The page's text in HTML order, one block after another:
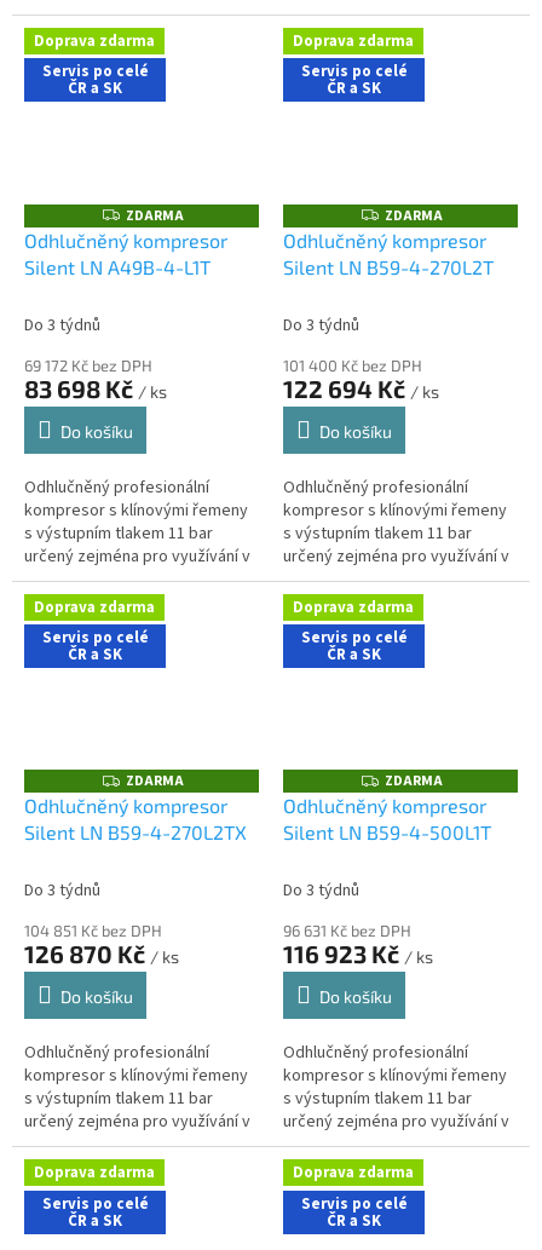
řemeslnických aplikacích s
nároky na nízkou hlučnost
stroje....
dílenských aplikacích s nároky
na nízkou hlučnost stroje....
Doprava zdarma
Servis po celé
ČR a SK
Z
D
A
R
ZDARMA
Odhlučněný kompresor
Silent LN A49B-4-L1T
Do 3 týdnů
69 172 Kč bez DPH
83 698 Kč / ks
Do košíku
Odhlučněný profesionální
kompresor s klínovými řemeny
s výstupním tlakem 11 bar
určený zejména pro využívání v
řemeslnických aplikacích s
nároky na nízkou hlučnost
stroje....
Doprava zdarma
Servis po celé
ČR a SK
Z
D
A
R
ZDARMA
Odhlučněný kompresor
Silent LN B59-4-270L2T
Do 3 týdnů
101 400 Kč bez DPH
122 694 Kč / ks
Do košíku
Odhlučněný profesionální
kompresor s klínovými řemeny
s výstupním tlakem 11 bar
určený zejména pro využívání v
řemeslnických aplikacích s
nároky na nízkou hlučnost
stroje....
Doprava zdarma
Servis po celé
ČR a SK
Z
D
A
R
ZDARMA
Odhlučněný kompresor
Silent LN B59-4-270L2TX
Do 3 týdnů
104 851 Kč bez DPH
126 870 Kč / ks
Do košíku
Odhlučněný profesionální
kompresor s klínovými řemeny
s výstupním tlakem 11 bar
určený zejména pro využívání v
řemeslnických aplikacích s
nároky na nízkou hlučnost
stroje....
Doprava zdarma
Servis po celé
ČR a SK
Z
D
A
R
ZDARMA
Odhlučněný kompresor
Silent LN B59-4-500L1T
Do 3 týdnů
96 631 Kč bez DPH
116 923 Kč / ks
Do košíku
Odhlučněný profesionální
kompresor s klínovými řemeny
s výstupním tlakem 11 bar
určený zejména pro využívání v
řemeslnických aplikacích s
nároky na nízkou hlučnost
stroje....
Doprava zdarma
Servis po celé
ČR a SK
Doprava zdarma
Servis po celé
ČR a SK